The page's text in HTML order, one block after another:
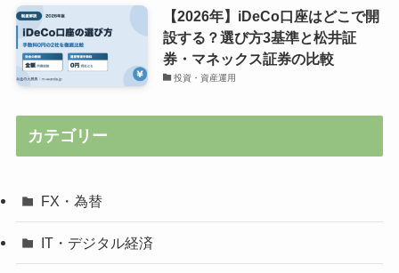
【2026年】iDeCo口座はどこで開
設する？選び方3基準と松井証
券・マネックス証券の比較
投資・資産運用
カテゴリー
FX・為替
IT・デジタル経済